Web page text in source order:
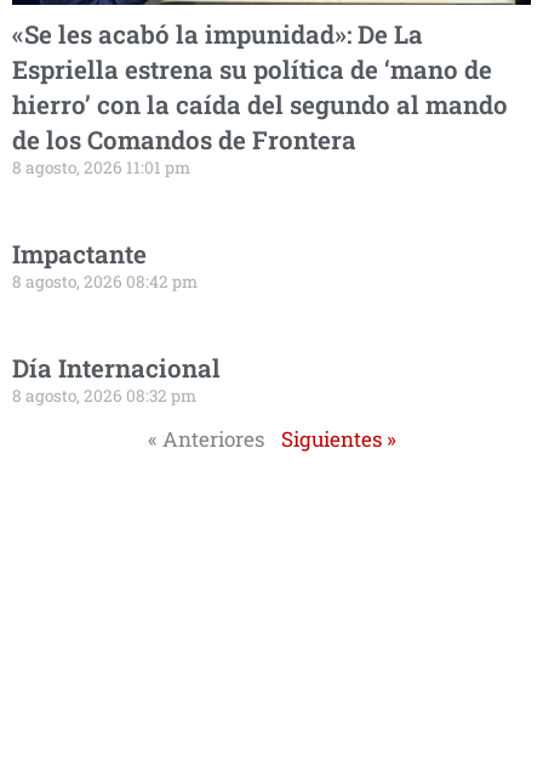
«Se les acabó la impunidad»: De La
Espriella estrena su política de ‘mano de
hierro’ con la caída del segundo al mando
de los Comandos de Frontera
8 agosto, 2026 11:01 pm
Impactante
8 agosto, 2026 08:42 pm
Día Internacional
8 agosto, 2026 08:32 pm
« Anteriores Siguientes »